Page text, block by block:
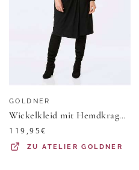
GOLDNER
Wickelkleid mit Hemdkragen - schwarz - Gr. 21 von Goldner Fashion
119,95€
ZUATELIER GOLDNER